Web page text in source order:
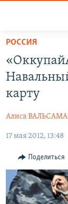
Вернуться
основному
содержанию
главной
Вернутся
поиску
ЦЕНТРАЛЬНАЯ
КАЗАХСТАН
НОВОСТИ
КЫРГЫЗЧА
ЎЗБЕКЧА
ТОҶИКӢ
TÜRKMENÇE
Все сайты
РОССИЯ
карту
Алиса
17 мая 2012, 13:48
Поделиться